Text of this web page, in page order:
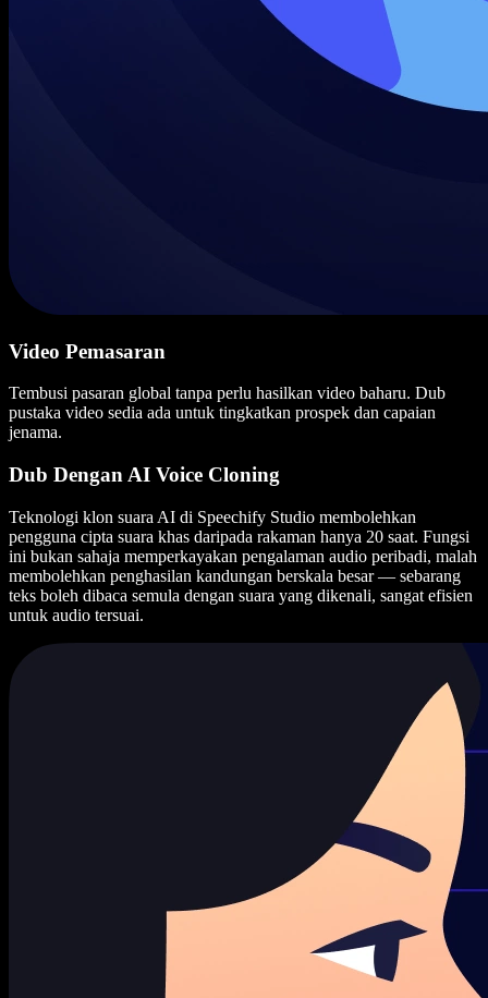
Video Pemasaran
Tembusi pasaran global tanpa perlu hasilkan video baharu. Dub
pustaka video sedia ada untuk tingkatkan prospek dan capaian
jenama.
Dub Dengan AI Voice Cloning
Teknologi klon suara AI di Speechify Studio membolehkan
pengguna cipta suara khas daripada rakaman hanya 20 saat. Fungsi
ini bukan sahaja memperkayakan pengalaman audio peribadi, malah
membolehkan penghasilan kandungan berskala besar — sebarang
teks boleh dibaca semula dengan suara yang dikenali, sangat efisien
untuk audio tersuai.